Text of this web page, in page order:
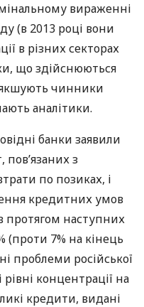
вираженні
(в 2013 році вони
в різних секторах
що здійснюються
чинники
аналітики.
банки заявили
пов’язаних з
по позиках, і
кредитних умов
протягом наступних
(проти 7% на кінець
проблеми російської
концентрації на
кредити, видані